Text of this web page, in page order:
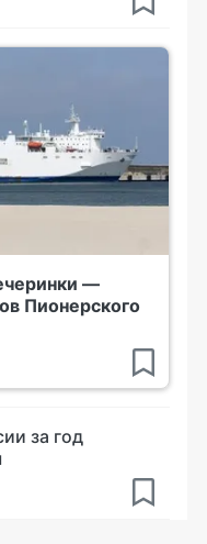
—
Пионерского
за год